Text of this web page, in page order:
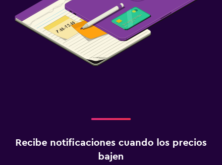
Recibe notificaciones cuando los precios
bajen